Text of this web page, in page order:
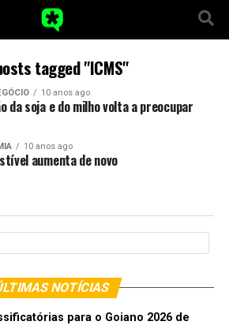
tagged "ICMS"
10 anos ago
da soja e do milho volta a preocupar
10 anos ago
aumenta de novo
NOTÍCIAS
para o Goiano 2026 de